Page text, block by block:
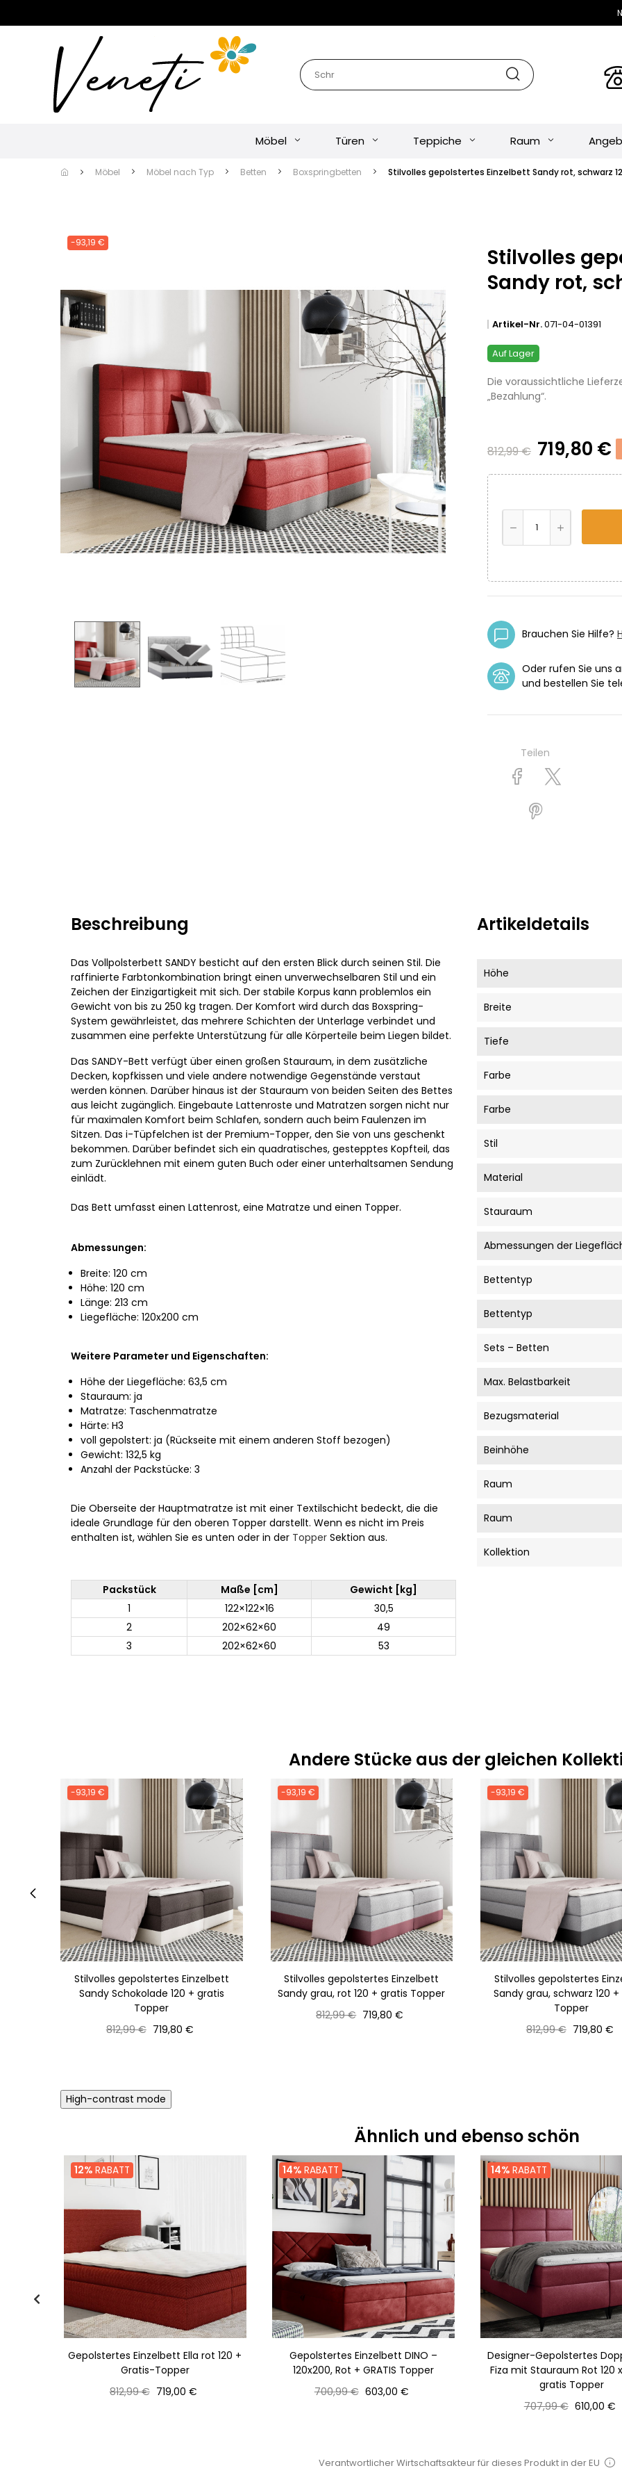
Möbel Türen Teppiche Raum
Möbel Möbel nach Typ Betten Boxspringbetten Stilvolles gepolstertes Einzelbett Sandy rot, schwarz
-93,19 €
Stilvolles
Sandy rot,
Artikel-Nr.071-04-01391
Auf Lager
Die voraussichtliche
„Bezahlung“.
812,99 € 719,80 €
Brauchen Sie Hilfe?
Oder rufen Sie uns
und bestellen Sie
Teilen
Beschreibung
Das Vollpolsterbett SANDY besticht auf den ersten Blick durch seinen Stil. Die
raffinierte Farbtonkombination bringt einen unverwechselbaren Stil und ein
Zeichen der Einzigartigkeit mit sich. Der stabile Korpus kann problemlos ein
Gewicht von bis zu 250 kg tragen. Der Komfort wird durch das Boxspring-
System gewährleistet, das mehrere Schichten der Unterlage verbindet und
zusammen eine perfekte Unterstützung für alle Körperteile beim Liegen bildet.
Das SANDY-Bett verfügt über einen großen Stauraum, in dem zusätzliche
Decken, kopfkissen und viele andere notwendige Gegenstände verstaut
werden können. Darüber hinaus ist der Stauraum von beiden Seiten des Bettes
aus leicht zugänglich. Eingebaute Lattenroste und Matratzen sorgen nicht nur
für maximalen Komfort beim Schlafen, sondern auch beim Faulenzen im
Sitzen. Das i-Tüpfelchen ist der Premium-Topper, den Sie von uns geschenkt
bekommen. Darüber befindet sich ein quadratisches, gestepptes Kopfteil, das
zum Zurücklehnen mit einem guten Buch oder einer unterhaltsamen Sendung
einlädt.
Das Bett umfasst einen Lattenrost, eine Matratze und einen Topper.
Abmessungen:
Breite: 120 cm
Höhe: 120 cm
Länge: 213 cm
Liegefläche: 120x200 cm
Weitere Parameter und Eigenschaften:
Höhe der Liegefläche: 63,5 cm
Stauraum: ja
Matratze: Taschenmatratze
Härte: H3
voll gepolstert: ja (Rückseite mit einem anderen Stoff bezogen)
Gewicht: 132,5 kg
Anzahl der Packstücke: 3
Die Oberseite der Hauptmatratze ist mit einer Textilschicht bedeckt, die die
ideale Grundlage für den oberen Topper darstellt. Wenn es nicht im Preis
enthalten ist, wählen Sie es unten oder in der Topper Sektion aus.
Packstück Maße [cm]
Gewicht [kg]
1
122×122×16
30,5
2
202×62×60
49
3
202×62×60 53
Artikeldetails
Höhe
Breite
Tiefe
Farbe
Farbe
Stil
Material
Stauraum
Abmessungen der
Bettentyp
Bettentyp
Sets – Betten
Max. Belastbarkeit
Bezugsmaterial
Beinhöhe
Raum
Raum
Kollektion
Andere Stücke aus der gleichen
-93,19 €
Stilvolles gepolstertes Einzelbett
Sandy Schokolade 120 + gratis
Topper
Normaler
812,99 € Preis
719,80 €
-93,19 €
Stilvolles gepolstertes Einzelbett
Sandy grau, rot 120 + gratis Topper
Normaler
812,99 € Preis
719,80 €
-93,19 €
Stilvolles gepolstertes
Sandy grau, schwarz 120
Topper
Normaler
812,99 € Preis
719,80 €
High-contrast mode
Ähnlich und ebenso schön
12% RABATT
Gepolstertes Einzelbett Ella rot 120 +
Gratis-Topper
Normaler
812,99 € Preis
719,00 €
14% RABATT
Gepolstertes Einzelbett DINO –
120x200, Rot + GRATIS Topper
Normaler
700,99 € Preis
603,00 €
14% RABATT
Designer-Gepolstertes
Fiza mit Stauraum Rot 120
gratis Topper
Normaler
707,99 € Preis
610,00 €
Verantwortlicher Wirtschaftsakteur für dieses Produkt in der EU